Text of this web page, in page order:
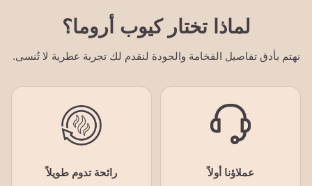
لماذا تختار كيوب أروما؟
نهتم بأدق تفاصيل الفخامة والجودة لنقدم لك تجربة عطرية لا تُنسى.
عملاؤنا أولاً رائحة تدوم طويلاً